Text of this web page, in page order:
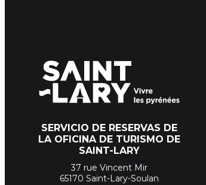
SERVICIO DE RESERVAS DE
LA OFICINA DE TURISMO DE
SAINT-LARY
37 rue Vincent Mir
65170 Saint-Lary-Soulan